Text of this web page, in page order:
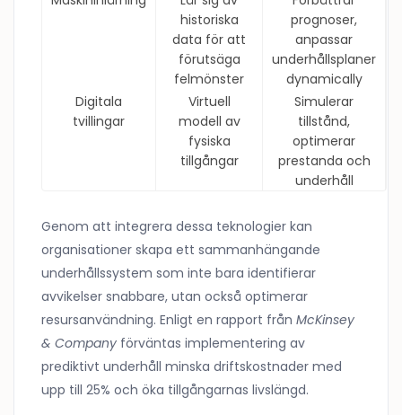
historiska
data för att
förutsäga
felmönster
prognoser,
anpassar
underhållsplaner
dynamically
Digitala
tvillingar
Virtuell
modell av
fysiska
tillgångar
Simulerar
tillstånd,
optimerar
prestanda och
underhåll
Genom att integrera dessa teknologier kan
organisationer skapa ett sammanhängande
underhållssystem som inte bara identifierar
avvikelser snabbare, utan också optimerar
resursanvändning. Enligt en rapport frånMcKinsey
& Company förväntas implementering av
prediktivt underhåll minska driftskostnader med
upp till 25% och öka tillgångarnas livslängd.